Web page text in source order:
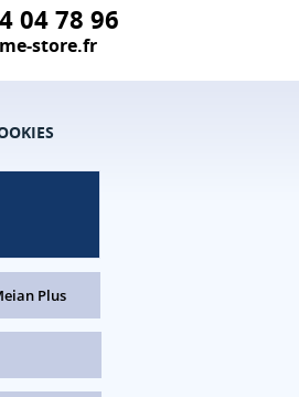
04 78 96
store.fr
Plus